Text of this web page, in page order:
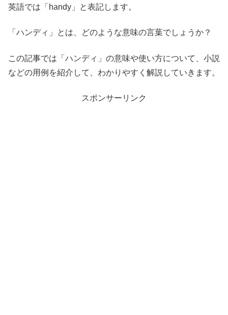
英語では「handy」と表記します。
「ハンディ」とは、どのような意味の言葉でしょうか？
この記事では「ハンディ」の意味や使い方について、小説
などの用例を紹介して、わかりやすく解説していきます。
スポンサーリンク